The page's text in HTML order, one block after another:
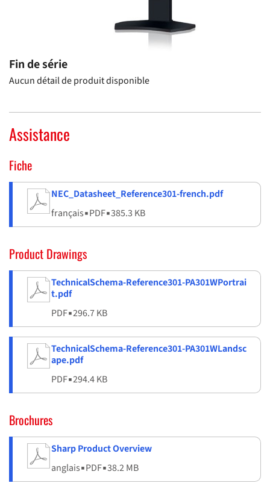
Fin de série
Aucun détail de produit disponible
Assistance
Fiche
NEC_Datasheet_Reference301-french.pdf
français▪PDF▪385.3 KB
Product Drawings
TechnicalSchema-Reference301-PA301WPortrai
t.pdf
PDF▪296.7 KB
TechnicalSchema-Reference301-PA301WLandsc
ape.pdf
PDF▪294.4 KB
Brochures
Sharp Product Overview
anglais▪PDF▪38.2 MB